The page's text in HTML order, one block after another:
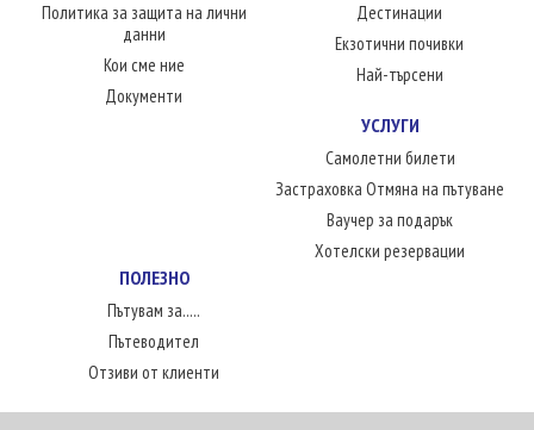
Политика за защита на лични
данни
Кои сме ние
Документи
Дестинации
Екзотични почивки
Най-търсени
УСЛУГИ
Самолетни билети
Застраховка Отмяна на пътуване
Ваучер за подарък
Хотелски резервации
ПОЛЕЗНО
Пътувам за.....
Пътеводител
Отзиви от клиенти